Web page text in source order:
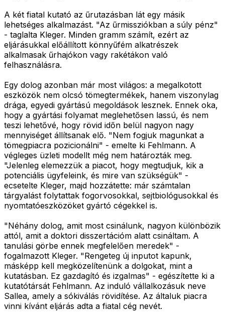
A két fiatal kutató az űrutazásban lát egy másik
lehetséges alkalmazást. "Az űrmissziókban a súly pénz"
- taglalta Kleger. Minden gramm számít, ezért az
eljárásukkal előállított könnyűfém alkatrészek
alkalmasak űrhajókon vagy rakétákon való
felhasználásra.
Egy dolog azonban már most világos: a megalkotott
eszközök nem olcsó tömegtermékek, hanem viszonylag
drága, egyedi gyártású megoldások lesznek. Ennek oka,
hogy a gyártási folyamat meglehetősen lassú, és nem
teszi lehetővé, hogy rövid időn belül nagyon nagy
mennyiséget állítsanak elő. "Nem fogjuk magunkat a
tömegpiacra pozicionálni" - emelte ki Fehlmann. A
végleges üzleti modellt még nem határozták meg.
"Jelenleg elemezzük a piacot, hogy megtudjuk, kik a
potenciális ügyfeleink, és mire van szükségük" -
ecsetelte Kleger, majd hozzátette: már számtalan
tárgyalást folytattak fogorvosokkal, sejtbiológusokkal és
nyomtatóeszközöket gyártó cégekkel is.
"Néhány dolog, amit most csinálunk, nagyon különbözik
attól, amit a doktori disszertációm alatt csináltam. A
tanulási görbe ennek megfelelően meredek" -
fogalmazott Kleger. "Rengeteg új inputot kapunk,
másképp kell megközelítenünk a dolgokat, mint a
kutatásban. Ez gazdagító és izgalmas" - egészítette ki a
kutatótársát Fehlmann. Az induló vállalkozásuk neve
Sallea, amely a sókiválás rövidítése. Az általuk piacra
vinni kívánt eljárás adta a fiatal cég nevét.